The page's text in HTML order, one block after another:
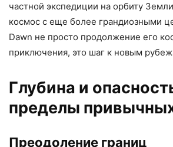
частной экспедиции на орбиту
космос с еще более грандиозными
Dawn не просто продолжение его
приключения, это шаг к новым
Глубина и
пределы
Преодоление границ